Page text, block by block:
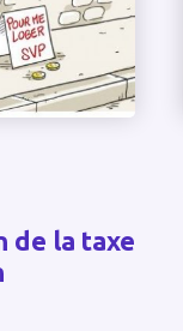
de la taxe